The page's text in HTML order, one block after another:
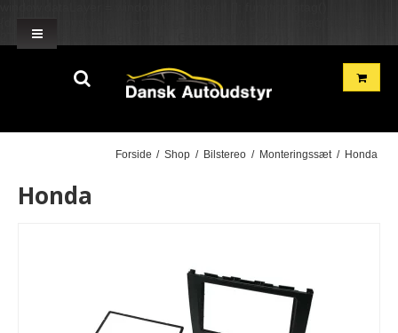
{dataLayer.push(arguments);} gtag('js', new Date()); gtag('config', 'G-
2TH7GD1GME'); gtag('config', 'G-BN2R00GF22'); }
Forside / Shop / Bilstereo / Monteringssæt / Honda
Honda